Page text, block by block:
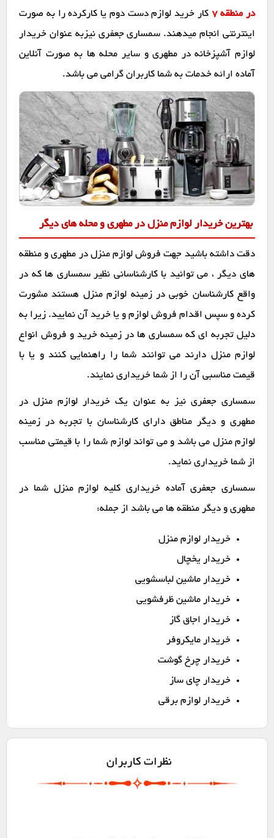
در منطقه 7
کار خرید لوازم دست دوم یا کارکرده را به صورت
اینترنتی انجام میدهند. سمساری جعفری نیزبه عنوان خریدار
لوازم آشپزخانه در مطهری و سایر محله ها به صورت آنلاین
آماده ارائه خدمات به شما کاربران گرامی می باشد.
بهترین خریدار لوازم منزل در مطهری و محله های دیگر
دقت داشته باشید جهت فروش لوازم منزل در مطهری و منطقه
های دیگر ، می توانید با کارشناسانی نظیر سمساری ها که در
واقع کارشناسان خوبی در زمینه لوازم منزل هستند مشورت
کرده و سپس اقدام فروش لوازم و یا خرید آن نمایید. زیرا به
دلیل تجربه ای که سمساری ها در زمینه خرید و فروش انواع
لوازم منزل دارند می توانند شما را راهنمایی کنند و یا با
قیمت مناسبی آن را از شما خریداری نمایند.
سمساری جعفری نیز به عنوان یک خریدار لوازم منزل در
مطهری و دیگر مناطق دارای کارشناسان با تجربه در زمینه
لوازم منزل می باشد و می تواند لوازم شما را با قیمتی مناسب
از شما خریداری نماید.
سمساری جعفری آماده خریداری کلیه لوازم منزل شما در
مطهری و دیگر منطقه ها می باشد از جمله:
خریدار لوازم منزل
خریدار یخچال
خریدار ماشین لباسشویی
خریدار ماشین ظرفشویی
خریدار اجاق گاز
خریدار مایکروفر
خریدار چرخ گوشت
خریدار چای ساز
خریدار لوازم برقی
نظرات کاربران